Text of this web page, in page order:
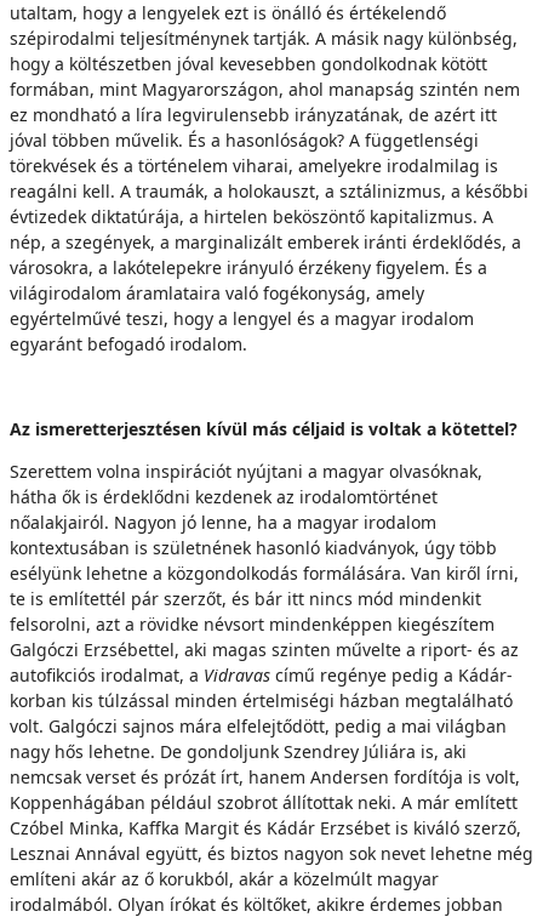
utaltam, hogy a lengyelek ezt is önálló és értékelendő
szépirodalmi teljesítménynek tartják. A másik nagy különbség,
hogy a költészetben jóval kevesebben gondolkodnak kötött
formában, mint Magyarországon, ahol manapság szintén nem
ez mondható a líra legvirulensebb irányzatának, de azért itt
jóval többen művelik. És a hasonlóságok? A függetlenségi
törekvések és a történelem viharai, amelyekre irodalmilag is
reagálni kell. A traumák, a holokauszt, a sztálinizmus, a későbbi
évtizedek diktatúrája, a hirtelen beköszöntő kapitalizmus. A
nép, a szegények, a marginalizált emberek iránti érdeklődés, a
városokra, a lakótelepekre irányuló érzékeny figyelem. És a
világirodalom áramlataira való fogékonyság, amely
egyértelművé teszi, hogy a lengyel és a magyar irodalom
egyaránt befogadó irodalom.
Az ismeretterjesztésen kívül más céljaid is voltak a kötettel?
Szerettem volna inspirációt nyújtani a magyar olvasóknak,
hátha ők is érdeklődni kezdenek az irodalomtörténet
nőalakjairól. Nagyon jó lenne, ha a magyar irodalom
kontextusában is születnének hasonló kiadványok, úgy több
esélyünk lehetne a közgondolkodás formálására. Van kiről írni,
te is említettél pár szerzőt, és bár itt nincs mód mindenkit
felsorolni, azt a rövidke névsort mindenképpen kiegészítem
Galgóczi Erzsébettel, aki magas szinten művelte a riport- és az
autofikciós irodalmat, a Vidravas című regénye pedig a Kádár-
korban kis túlzással minden értelmiségi házban megtalálható
volt. Galgóczi sajnos mára elfelejtődött, pedig a mai világban
nagy hős lehetne. De gondoljunk Szendrey Júliára is, aki
nemcsak verset és prózát írt, hanem Andersen fordítója is volt,
Koppenhágában például szobrot állítottak neki. A már említett
Czóbel Minka, Kaffka Margit és Kádár Erzsébet is kiváló szerző,
Lesznai Annával együtt, és biztos nagyon sok nevet lehetne még
említeni akár az ő korukból, akár a közelmúlt magyar
irodalmából. Olyan írókat és költőket, akikre érdemes jobban